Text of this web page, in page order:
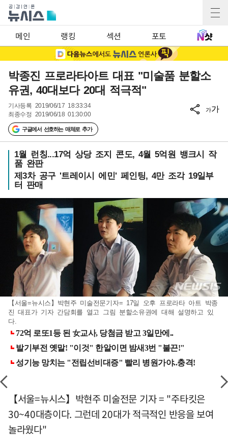
메인 랭킹 섹션 포토
박종진 프로라타아트 대표 "미술품 분할소
유권, 40대보다 20대 적극적"
기사등록 2019/06/17 18:33:34
최종수정 2019/06/18 01:30:00
구글에서 선호하는 매체로 추가
가가
1월 런칭...17억 상당 조지 콘도, 4월 5억원 뱅크시 작
품 완판
제3차 공구 '트레이시 에민' 페인팅, 4만 조각 19일부
터 판매
【서울=뉴시스】박현주 미술전문기자= 17일 오후 프로라타 아트 박종
진 대표가 기자 간담회를 열고 그림 분할소유권에 대해 설명하고 있
다.
【서울=뉴시스】박현주 미술전문 기자 = "주타킷은
30~40대층이다. 그런데 20대가 적극적인 반응을 보여
놀라웠다"